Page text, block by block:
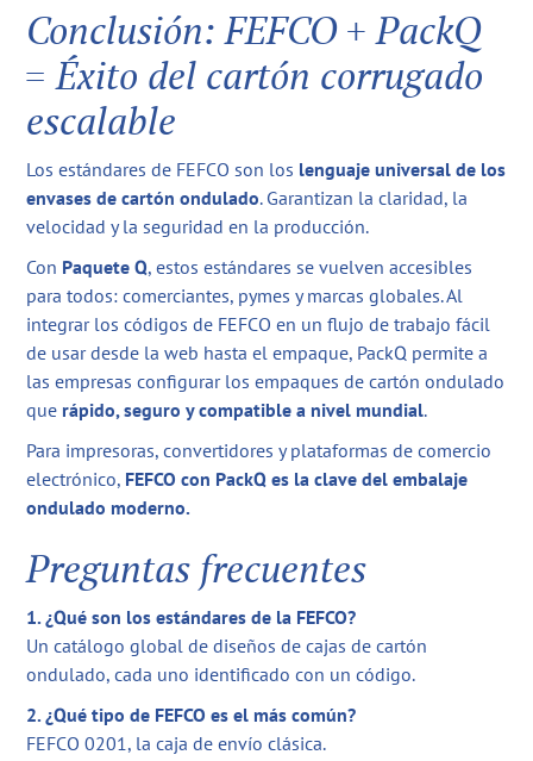
Conclusión: FEFCO + PackQ
= Éxito del cartón corrugado
escalable
Los estándares de FEFCO son los lenguaje universal de los
envases de cartón ondulado. Garantizan la claridad, la
velocidad y la seguridad en la producción.
Con Paquete Q, estos estándares se vuelven accesibles
para todos: comerciantes, pymes y marcas globales. Al
integrar los códigos de FEFCO en un flujo de trabajo fácil
de usar desde la web hasta el empaque, PackQ permite a
las empresas configurar los empaques de cartón ondulado
que rápido, seguro y compatible a nivel mundial.
Para impresoras, convertidores y plataformas de comercio
electrónico, FEFCO con PackQ es la clave del embalaje
ondulado moderno.
Preguntas frecuentes
1. ¿Qué son los estándares de la FEFCO?
Un catálogo global de diseños de cajas de cartón
ondulado, cada uno identificado con un código.
2. ¿Qué tipo de FEFCO es el más común?
FEFCO 0201, la caja de envío clásica.